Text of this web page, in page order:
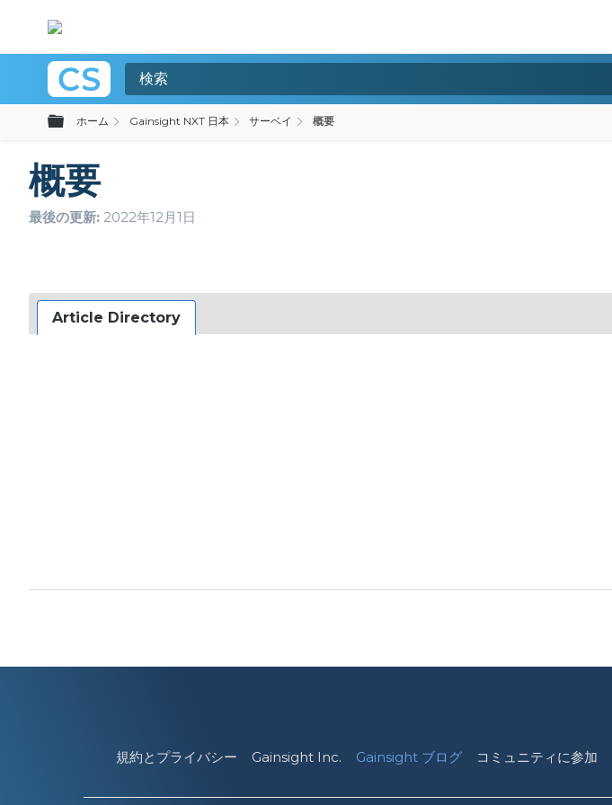
グローバル階層を展開/折りたたむ
ホーム Gainsight NXT 日本 サーベイ 概要
概要
最後の更新 2022年12月1日
Article Directory
規約とプライバシー Gainsight Inc. Gainsight ブログ コミュニティに参加